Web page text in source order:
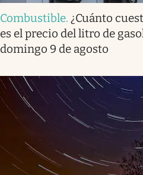
Combustible. ¿Cuánto
es el precio del litro de
domingo 9 de agosto